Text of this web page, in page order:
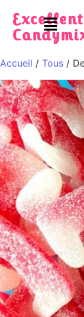
Excellent
Accueil / Tous /